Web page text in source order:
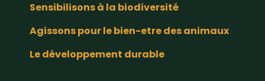
Sensibilisons à la biodiversité
Agissons pour le bien-etre des animaux
Le développement durable